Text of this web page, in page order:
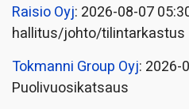
Raisio Oyj: 2026-08-07
hallitus/johto/tilintarkastus
Tokmanni Group Oyj: 2026-
Puolivuosikatsaus